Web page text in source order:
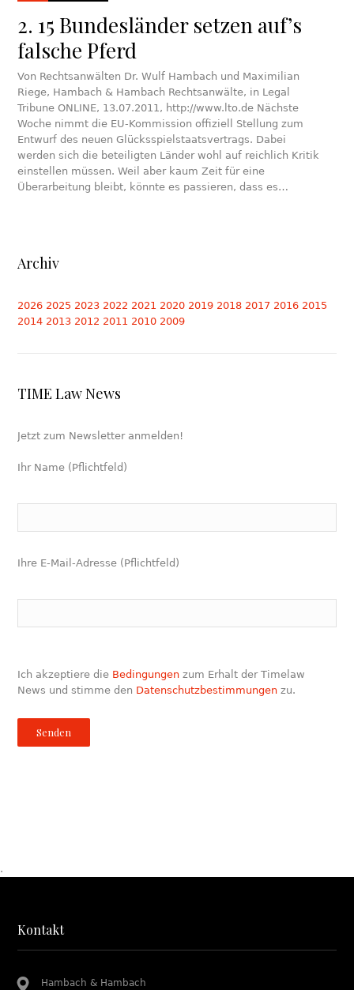
2. 15 Bundesländer setzen auf’s
falsche Pferd
Von Rechtsanwälten Dr. Wulf Hambach und Maximilian
Riege, Hambach & Hambach Rechtsanwälte, in Legal
Tribune ONLINE, 13.07.2011, http://www.lto.de Nächste
Woche nimmt die EU-Kommission offiziell Stellung zum
Entwurf des neuen Glücksspielstaatsvertrags. Dabei
werden sich die beteiligten Länder wohl auf reichlich Kritik
einstellen müssen. Weil aber kaum Zeit für eine
Überarbeitung bleibt, könnte es passieren, dass es…
Archiv
2026 2025 2023 2022 2021 2020 2019 2018 2017 2016 2015
2014 2013 2012 2011 2010 2009
TIME Law News
Jetzt zum Newsletter anmelden!
Ihr Name (Pflichtfeld)
Ihre E-Mail-Adresse (Pflichtfeld)
Ich akzeptiere die Bedingungen zum Erhalt der Timelaw
News und stimme den Datenschutzbestimmungen zu.
.
Kontakt
Hambach & Hambach